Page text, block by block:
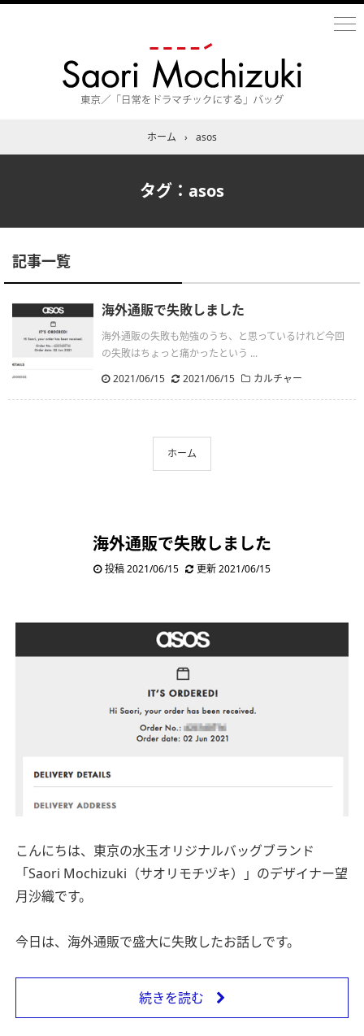
ホーム › asos
タグ：asos
記事一覧
海外通販で失敗しました
海外通販の失敗も勉強のうち、と思っているけれど今回
の失敗はちょっと痛かったという ...
2021/06/15
2021/06/15 カルチャー
ホーム
海外通販で失敗しました
投稿 2021/06/15 更新 2021/06/15
こんにちは、東京の水玉オリジナルバッグブランド
「Saori Mochizuki（サオリモチヅキ）」のデザイナー望
月沙織です。
今日は、海外通販で盛大に失敗したお話しです。
続きを読む